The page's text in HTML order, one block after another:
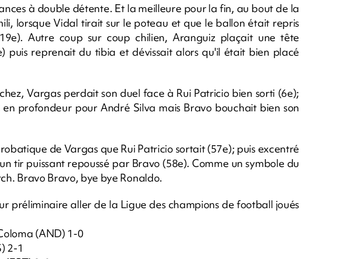
à double détente. Et la meilleure pour la fin, au bout de la
lorsque Vidal tirait sur le poteau et que le ballon était repris
Autre coup sur coup chilien, Aranguiz plaçait une tête
puis reprenait du tibia et dévissait alors qu'il était bien placé
Vargas perdait son duel face à Rui Patricio bien sorti (6e);
profondeur pour André Silva mais Bravo bouchait bien son
de Vargas que Rui Patricio sortait (57e); puis excentré
tir puissant repoussé par Bravo (58e). Comme un symbole du
Bravo Bravo, bye bye Ronaldo.
préliminaire aller de la Ligue des champions de football joués
(AND) 1-0
2-1